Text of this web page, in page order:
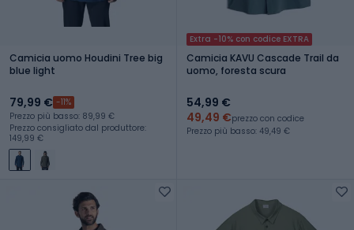
Camicia uomo Houdini Tree big
blue light
79,99 € -11%
Prezzo più basso: 89,99 €
Prezzo consigliato dal produttore:
149,99 €
Extra -10% con codice EXTRA
Camicia KAVU Cascade Trail da
uomo, foresta scura
54,99 €
49,49 €prezzo con codice
Prezzo più basso: 49,49 €